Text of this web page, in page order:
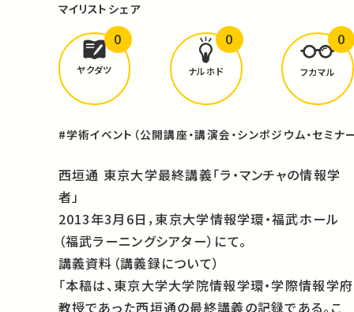
マイリスト シェア
どんな学びがありましたか？
ヤクダツ
0
ナルホド
0
フカマル
0
#学術イベント（公開講座・講演会・シンポジウム・セミナ
西垣通 東京大学最終講義「ラ・マンチャの情報学
者」
2013年3月6日，東京大学情報学環・福武ホール
（福武ラーニングシアター）にて。
講義資料（講義録について）
「本稿は、東京大学大学院情報学環・学際情報学府
教授であった西垣通の最終講義の記録である。こ